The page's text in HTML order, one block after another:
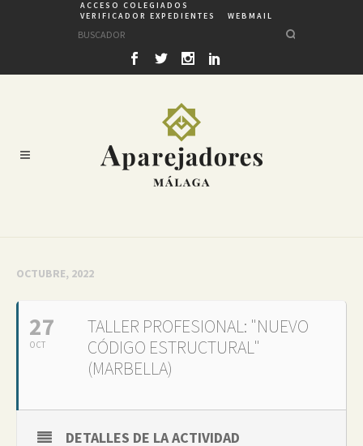
ACCESO COLEGIADOS
VERIFICADOR EXPEDIENTES
WEBMAIL
OCTUBRE, 2022
27
OCT
TALLER PROFESIONAL: "NUEVO
CÓDIGO ESTRUCTURAL"
(MARBELLA)
DETALLES DE LA ACTIVIDAD